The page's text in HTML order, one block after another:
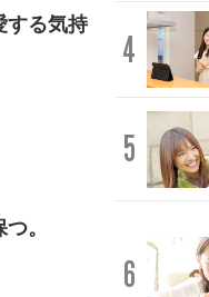
する気持
。
4
5
6